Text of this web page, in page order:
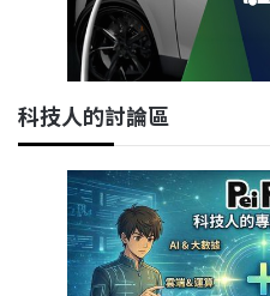
科技人的討論區